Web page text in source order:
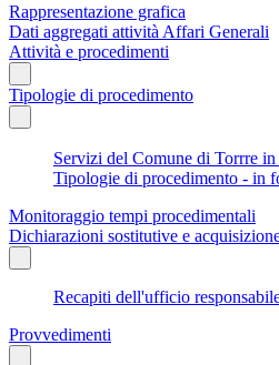
Rappresentazione grafica
Dati aggregati attività Affari Generali
Attività e procedimenti
Tipologie di procedimento
Servizi del Comune di Torrre in
Tipologie di procedimento - in
Monitoraggio tempi procedimentali
Dichiarazioni sostitutive e
Recapiti dell'ufficio
Provvedimenti